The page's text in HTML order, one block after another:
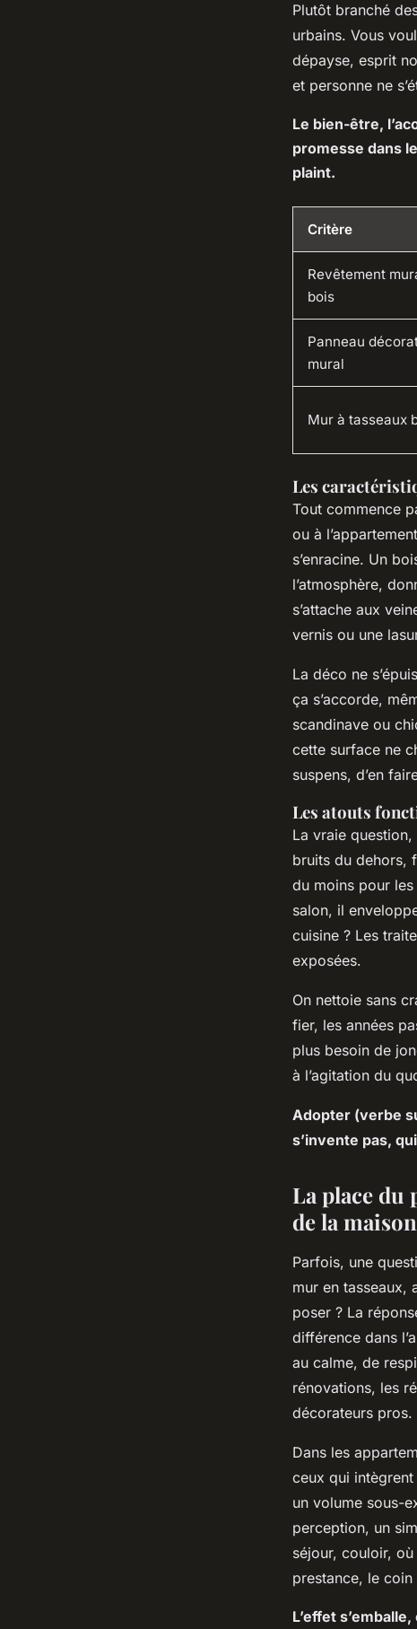
Plutôt branché
urbains. Vous
dépayse, esprit
et personne ne
Le bien-être,
promesse dans
plaint.
Critère
Revêtement
bois
Panneau
mural
Mur à tasseaux
Les
Tout commence
ou à
s’enracine. Un
l’atmosphère,
s’attache aux
vernis ou une
La déco ne
ça s’accorde,
scandinave ou
cette surface ne
suspens, d’en
Les atouts
La vraie
bruits du dehors,
du moins pour
salon, il
cuisine ? Les
exposées.
On nettoie sans
fier, les années
plus besoin de
à l’agitation du
Adopter (verbe
s’invente pas,
La place du
de la maison
Parfois, une
mur en tasseaux,
poser ? La
différence dans
au calme, de
rénovations, les
décorateurs pros.
Dans les
ceux qui
un volume sous-
perception, un
séjour, couloir,
prestance, le coin
L’effet